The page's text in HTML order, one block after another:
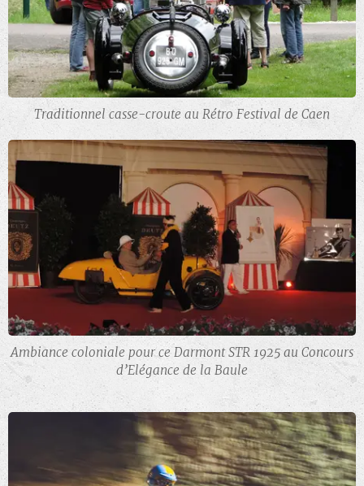
Traditionnel casse-croute au Rétro Festival de Caen
Ambiance coloniale pour ce Darmont STR 1925 au Concours
d’Elégance de la Baule